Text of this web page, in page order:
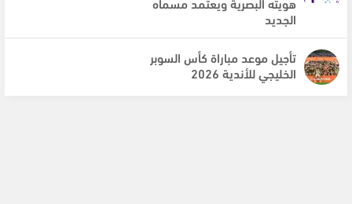
الجديد
تأجيل موعد مباراة كأس السوبر
الخليجي للأندية 2026